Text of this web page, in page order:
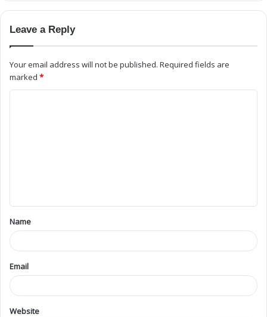
Leave a Reply
Your email address will not be published. Required fields are
marked *
Name
Email
Website